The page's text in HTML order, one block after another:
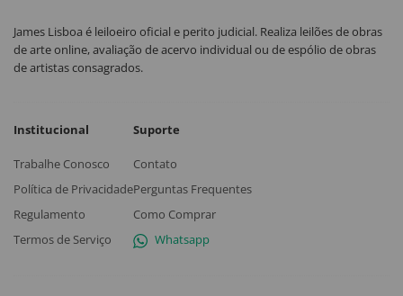
James Lisboa é leiloeiro oficial e perito judicial. Realiza leilões de obras
de arte online, avaliação de acervo individual ou de espólio de obras
de artistas consagrados.
Institucional
Trabalhe Conosco
Política de Privacidade
Regulamento
Termos de Serviço
Suporte
Contato
Perguntas Frequentes
Como Comprar
Whatsapp